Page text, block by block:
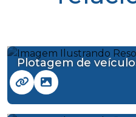
Plotagem de